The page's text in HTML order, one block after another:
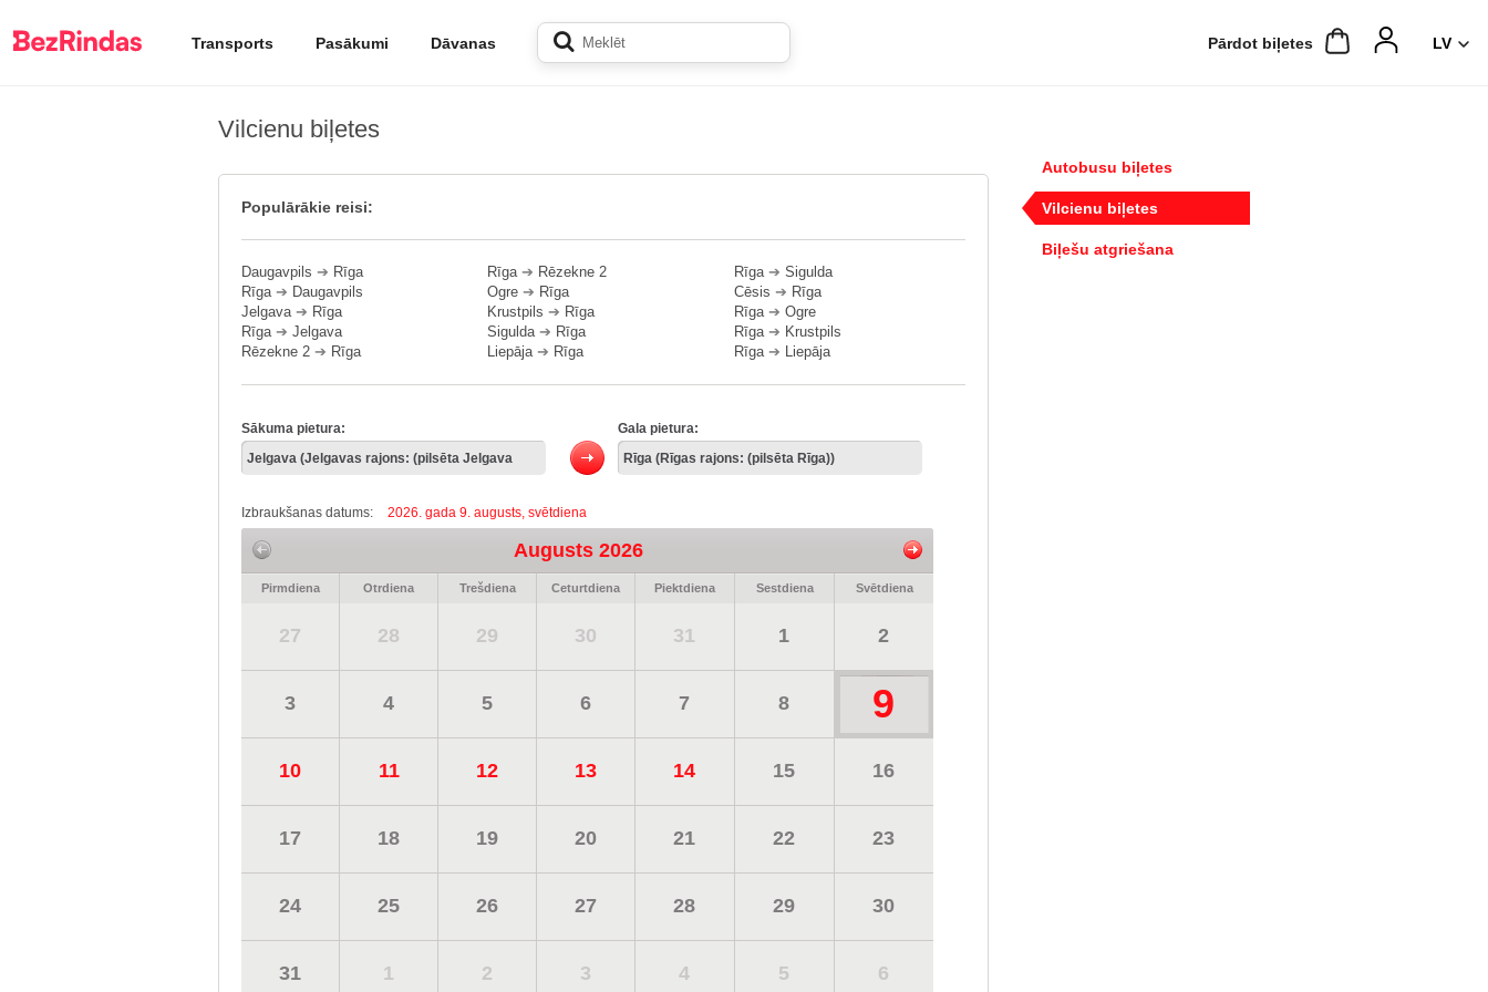
Transports Pasākumi Dāvanas Pārdot biļetes
Vilcienu biļetes
Populārākie reisi:
Daugavpils ➔ Rīga
Rīga➔ Daugavpils
Jelgava➔ Rīga
Rīga➔ Jelgava
Rēzekne 2 ➔ Rīga
Rīga➔ Rēzekne 2
Ogre ➔ Rīga
Krustpils ➔ Rīga
Sigulda➔ Rīga
Liepāja➔ Rīga
Rīga➔ Sigulda
Cēsis ➔ Rīga
Rīga➔ Ogre
Rīga➔ Krustpils
Rīga➔ Liepāja
Sākuma pietura: Gala pietura:
Izbraukšanas datums: 2026. gada 9. augusts, svētdiena
Augusts 2026
Pirmdiena Otrdiena Trešdiena Ceturtdiena Piektdiena Sestdiena Svētdiena
27 28 29 30 31 1 2
3 4 5 6 7 8 9
10 11 12 13 14 15 16
17 18 19 20 21 22 23
24 25 26 27 28 29 30
31 1 2 3 4 5 6
Autobusu biļetes
Vilcienu biļetes
Biļešu atgriešana